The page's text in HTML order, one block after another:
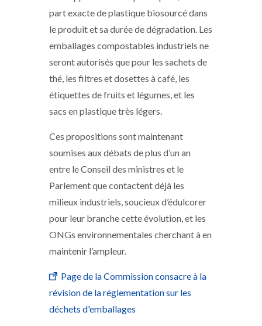
part exacte de plastique biosourcé dans
le produit et sa durée de dégradation. Les
emballages compostables industriels ne
seront autorisés que pour les sachets de
thé, les filtres et dosettes à café, les
étiquettes de fruits et légumes, et les
sacs en plastique très légers.
Ces propositions sont maintenant
soumises aux débats de plus d’un an
entre le Conseil des ministres et le
Parlement que contactent déjà les
milieux industriels, soucieux d’édulcorer
pour leur branche cette évolution, et les
ONGs environnementales cherchant à en
maintenir l’ampleur.
Page de la Commission consacre à la
révision de la réglementation sur les
déchets d'emballages